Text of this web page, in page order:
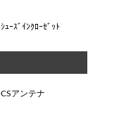
ｼｭｰｽﾞｲﾝｸﾛｰｾﾞｯﾄ
CSアンテナ